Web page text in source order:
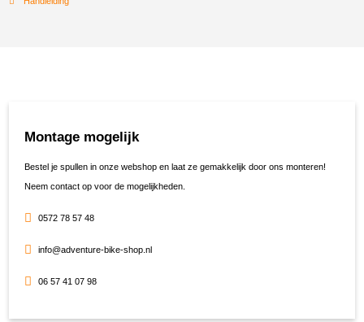
Montage mogelijk
Bestel je spullen in onze webshop en laat ze gemakkelijk door ons monteren!
Neem contact op voor de mogelijkheden.
0572 78 57 48
info@adventure-bike-shop.nl
06 57 41 07 98